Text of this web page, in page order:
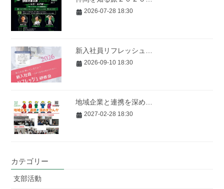
2026-07-28 18:30
新入社員リフレッシュ…
2026-09-10 18:30
地域企業と連携を深め…
2027-02-28 18:30
カテゴリー
支部活動